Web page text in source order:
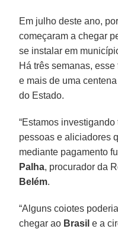
Em julho deste ano,
começaram a chegar
se instalar em
Há três semanas,
e mais de uma
do Estado.
“Estamos
pessoas e aliciadores
mediante pagamento
Palha, procurador da
Belém.
“Alguns coiotes
chegar ao Brasil e a